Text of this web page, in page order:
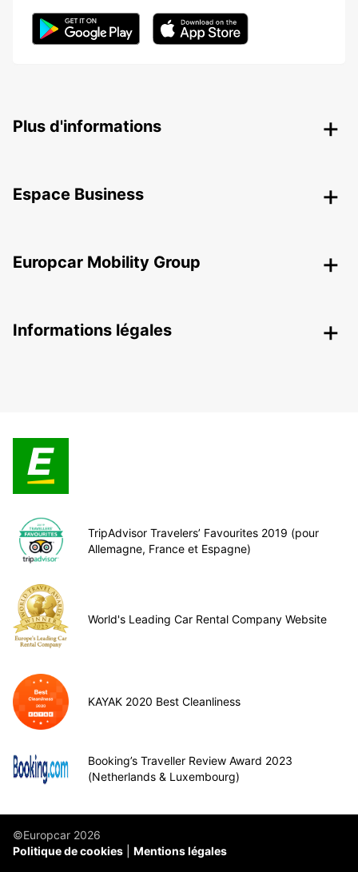
Plus d'informations
Espace Business
Europcar Mobility Group
Informations légales
TripAdvisor Travelers’ Favourites 2019 (pour
Allemagne, France et Espagne)
World's Leading Car Rental Company Website
KAYAK 2020 Best Cleanliness
Booking’s Traveller Review Award 2023
(Netherlands & Luxembourg)
©Europcar 2026
Politique de cookies
Mentions légales